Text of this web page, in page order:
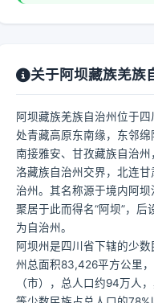
关于阿坝藏族羌族
阿坝藏族羌族自治州位于
处青藏高原东南缘，东邻绵
南接雅安、甘孜藏族自治
洛藏族自治州交界，北连甘
治州。其名称源于境内阿
聚居于此而得名“阿坝”，后
为自治州。
阿坝州是四川省下辖的少
州总面积83,426平方公里
（市），总人口约94万人